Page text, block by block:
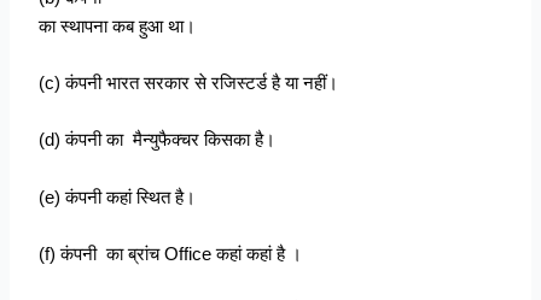
का स्थापना कब हुआ था।
(c) कंपनी भारत सरकार से रजिस्टर्ड है या नहीं।
(d) कंपनी का मैन्युफैक्चर किसका है।
(e) कंपनी कहां स्थित है।
(f) कंपनी का ब्रांच Office कहां कहां है ।